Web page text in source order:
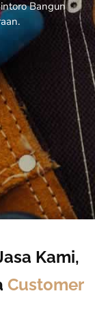
Bangun
Kami,
Customer